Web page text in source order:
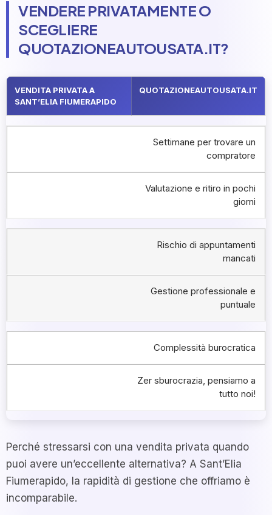
VENDERE PRIVATAMENTE O
SCEGLIERE
QUOTAZIONEAUTOUSATA.IT?
VENDITA PRIVATA A
SANT’ELIA FIUMERAPIDO
QUOTAZIONEAUTOUSATA.IT
Settimane per trovare un
compratore
Valutazione e ritiro in pochi
giorni
Rischio di appuntamenti
mancati
Gestione professionale e
puntuale
Complessità burocratica
Zer sburocrazia, pensiamo a
tutto noi!
Perché stressarsi con una vendita privata quando
puoi avere un’eccellente alternativa? A Sant’Elia
Fiumerapido, la rapidità di gestione che offriamo è
incomparabile.